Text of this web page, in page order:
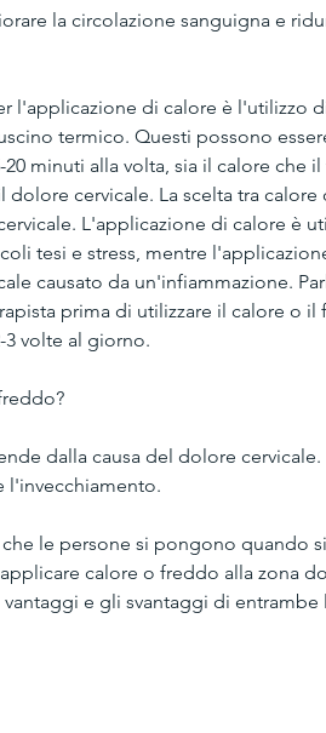
l'applicazione di calore è l'utilizzo
termico. Questi possono
minuti alla volta, sia il calore che
cervicale. La scelta tra
L'applicazione di calore è
tesi e stress, mentre
causato da un'infiammazione.
prima di utilizzare il calore o il
volte al giorno.
dalla causa del dolore cervicale.
l'invecchiamento.
le persone si pongono quando
calore o freddo alla zona
e gli svantaggi di entrambe